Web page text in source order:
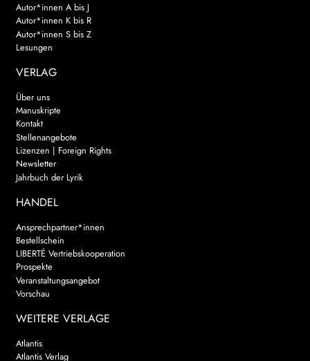
Autor*innen A bis J
Autor*innen K bis R
Autor*innen S bis Z
Lesungen
VERLAG
Über uns
Manuskripte
Kontakt
Stellenangebote
Lizenzen | Foreign Rights
Newsletter
Jahrbuch der Lyrik
HANDEL
Ansprechpartner*innen
Bestellschein
LIBERTÉ Vertriebskooperation
Prospekte
Veranstaltungsangebot
Vorschau
WEITERE VERLAGE
Atlantis
Atlantis Verlag